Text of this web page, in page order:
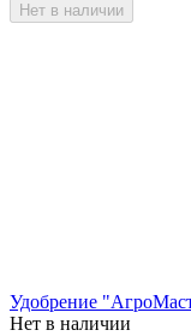
Нет в наличии
Удобрение
Нет в наличии